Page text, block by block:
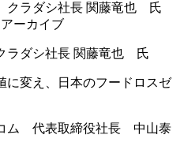
ーカイブ
ラダシ社長 関藤竜也 氏
に変え、日本のフードロスゼ